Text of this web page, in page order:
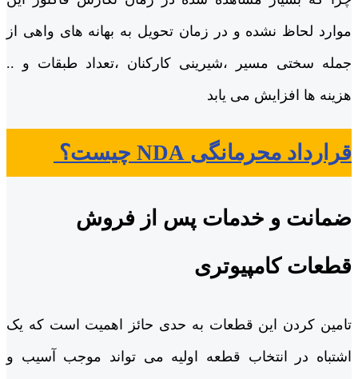
موارد لحاظ نشده و در زمان تحویل به بهانه های واهی از
جمله سختی مسیر ،شیرینی کارکنان ،تعداد طبقات و ..
هزینه ها افزایش می یابد
قرارداد محرمانگی NDA چیست؟
ضمانت و خدمات پس از فروش
قطعات کامپیوتری
تامین کردن این قطعات به حدی حائز اهمیت است که یک
اشتباه در انتخاب قطعه اولیه می تواند موجب آسیب و